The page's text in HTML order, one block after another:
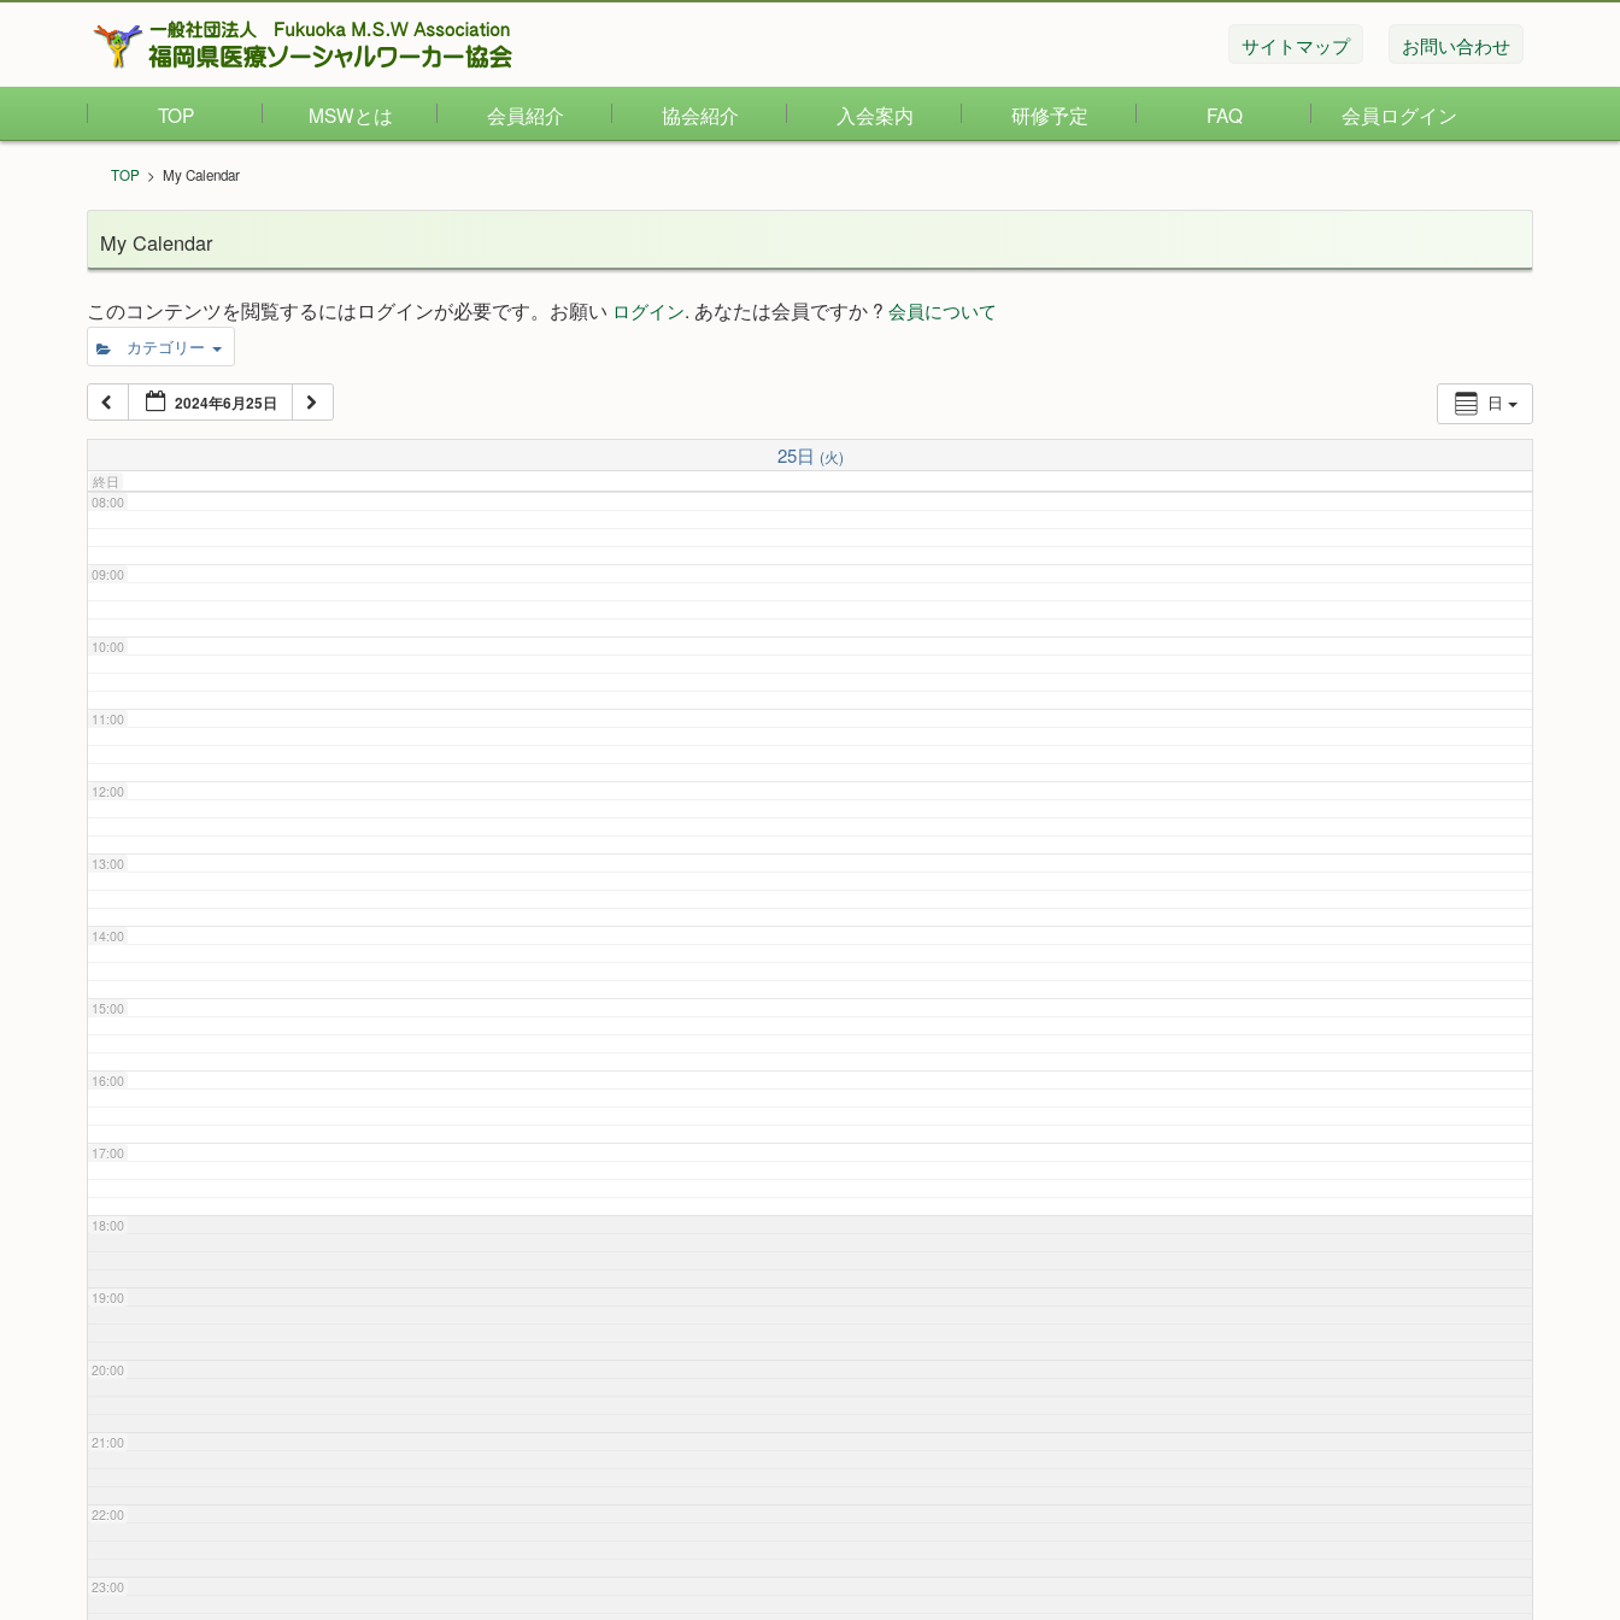
サイトマップ お問い合わせ
TOP MSWとは 会員紹介 協会紹介 入会案内 研修予定 FAQ 会員ログイン
TOP > My Calendar
My Calendar
このコンテンツを閲覧するにはログインが必要です。お願い ログイン. あなたは会員ですか ? 会員について
カテゴリー
日
2024年6月25日
25日 (火)
終日
02:00
03:00
04:00
06:00
08:00
09:00
10:00
11:00
12:00
13:00
14:00
15:00
16:00
17:00
18:00
19:00
20:00
21:00
22:00
23:00